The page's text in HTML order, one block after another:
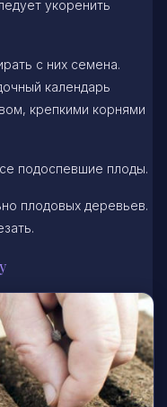
укоренить
с них семена.
календарь
крепкими корнями
подоспевшие плоды.
плодовых деревьев.